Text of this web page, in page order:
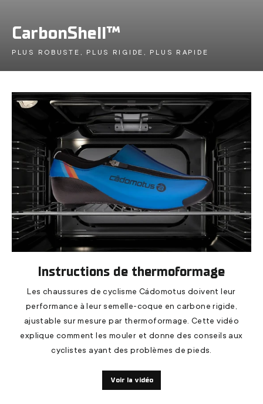
CarbonShell™
PLUS ROBUSTE, PLUS RIGIDE, PLUS RAPIDE
Instructions de thermoformage
Les chaussures de cyclisme Cádomotus doivent leur
performance à leur semelle-coque en carbone rigide,
ajustable sur mesure par thermoformage. Cette vidéo
explique comment les mouler et donne des conseils aux
cyclistes ayant des problèmes de pieds.
Voir la vidéo